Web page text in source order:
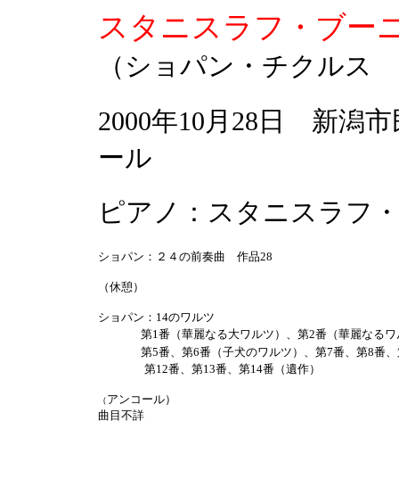
スタニスラフ・ブ
（ショパン・チクルス
2000年10月28日 新潟
ール
ピアノ：スタニスラフ
ショパン：２４の前奏曲 作品28
（休憩）
ショパン：14のワルツ
第1番（華麗なる大ワルツ）、第2番（華麗なる
第5番、第6番（子犬のワルツ）、第7番、第8番
第12番、第13番、第14番（遺作）
（アンコール）
曲目不詳